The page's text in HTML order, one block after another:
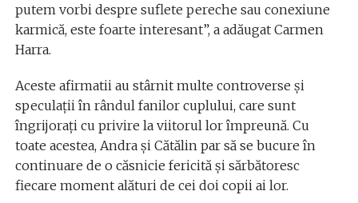
putem vorbi despre suflete pereche sau conexiune
karmică, este foarte interesant”, a adăugat Carmen
Harra.
Aceste afirmatii au stârnit multe controverse și
speculații în rândul fanilor cuplului, care sunt
îngrijorați cu privire la viitorul lor împreună. Cu
toate acestea, Andra și Cătălin par să se bucure în
continuare de o căsnicie fericită și sărbătoresc
fiecare moment alături de cei doi copii ai lor.